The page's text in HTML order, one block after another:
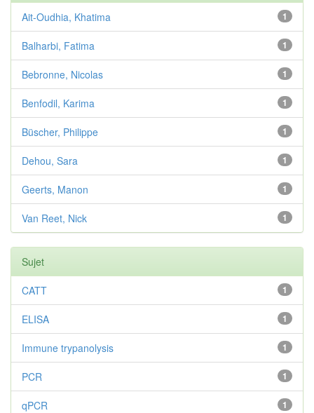
1
Ait-Oudhia, Khatima
1
Balharbi, Fatima
1
Bebronne, Nicolas
1
Benfodil, Karima
1
Büscher, Philippe
1
Dehou, Sara
1
Geerts, Manon
1
Van Reet, Nick
Sujet
1
CATT
1
ELISA
1
Immune trypanolysis
1
PCR
1
qPCR